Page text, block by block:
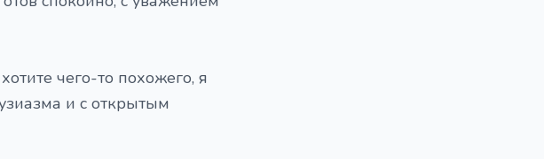
чего-то похожего, я
и с открытым